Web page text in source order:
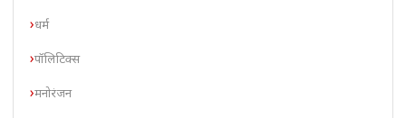
धर्म
पॉलिटिक्स
मनोरंजन